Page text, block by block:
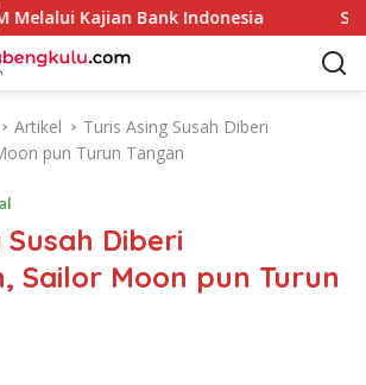
Kajian Bank Indonesia Sekda
Artikel
Turis Asing Susah Diberi
pun Turun Tangan
Susah Diberi
Sailor Moon pun Turun